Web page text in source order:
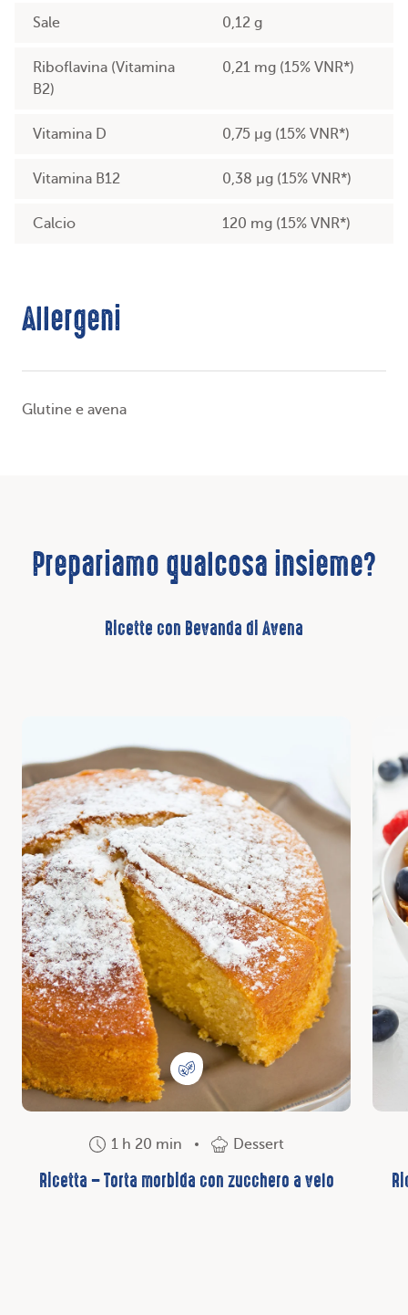
Sale 0,12 g
Riboflavina (Vitamina
B2)
0,21 mg (15% VNR*)
Vitamina D 0,75 µg (15% VNR*)
Vitamina B12 0,38 µg (15% VNR*)
Calcio 120 mg (15% VNR*)
Allergeni
Glutine e avena
Prepariamo qualcosa insieme?
Ricette con Bevanda di Avena
1 h 20 min Dessert
Ricetta – Torta morbida con zucchero a velo